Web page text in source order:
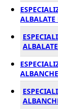
ALBALATE